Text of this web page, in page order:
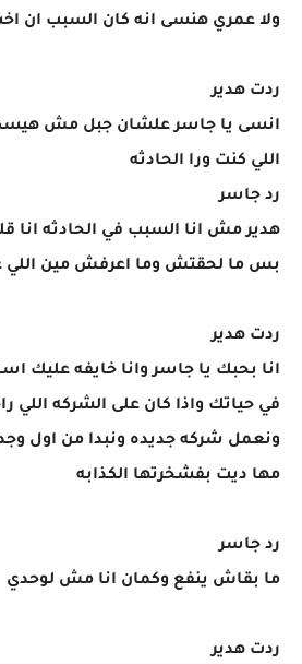
ولا عمري هنسى انه كان السبب ان
ردت هدير
انسى يا جاسر علشان جبل مش
اللي كنت ورا الحادثه
رد جاسر
هدير مش انا السبب في الحادثه انا
بس ما لحقتش وما اعرفش مين اللي
ردت هدير
انا بحبك يا جاسر وانا خايفه عليك
في حياتك واذا كان على الشركه اللي
ونعمل شركه جديده ونبدا من اول
مها ديت بفشخرتها الكذابه
رد جاسر
ما بقاش ينفع وكمان انا مش لوحدي
ردت هدير